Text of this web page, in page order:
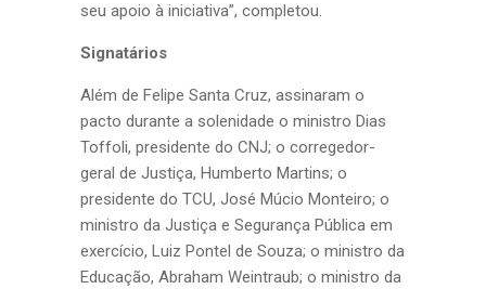
seu apoio à iniciativa”, completou.
Signatários
Além de Felipe Santa Cruz, assinaram o
pacto durante a solenidade o ministro Dias
Toffoli, presidente do CNJ; o corregedor-
geral de Justiça, Humberto Martins; o
presidente do TCU, José Múcio Monteiro; o
ministro da Justiça e Segurança Pública em
exercício, Luiz Pontel de Souza; o ministro da
Educação, Abraham Weintraub; o ministro da